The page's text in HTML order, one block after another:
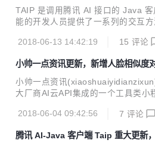
Maven引入 <dependency>
upId> <artifactId>taip</
TAIP 是调用腾讯 AI 接口的 Java
能的开发人员提供了一系列的交互
块新增手写体识别、车牌识别
D = "你的 App ID"; public static
Y = "你的 Api Key";
2018-06-13 14:42:19 15 评论
小帅一点资讯更新，新增人脸相似度
小帅一点资讯
大厂商AI云API集成的一个工具类小
了人脸对比。上传2张不同的面部图
e.com/xshuai/codes/
2018-06-04 09:42:56 7 评论
腾讯 AI-Java 客户端 Taip 重大更新